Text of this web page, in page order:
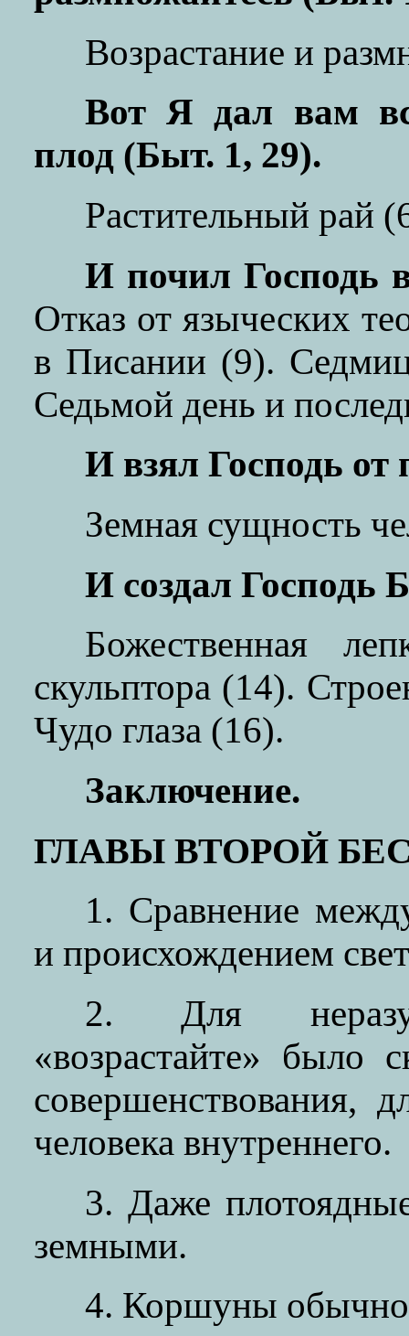
Возрастание и
Вот Я дал вам
плод (Быт. 1, 29).
Растительный рай
И почил Господь
Отказ от языческих
в Писании (9).
Седьмой день и
И взял Господь от
Земная сущность
И создал Господь
Божественная
скульптора (14).
Чудо глаза (16).
Заключение.
ГЛАВЫ ВТОРОЙ
1. Сравнение
и происхождением
2. Для
«возрастайте» было
человека внутреннего.
3. Даже
земными.
4. Коршуны обычно